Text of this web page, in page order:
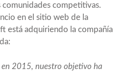
competitivas.
en el sitio web de la
está adquiriendo la compañía
en 2015, nuestro objetivo ha